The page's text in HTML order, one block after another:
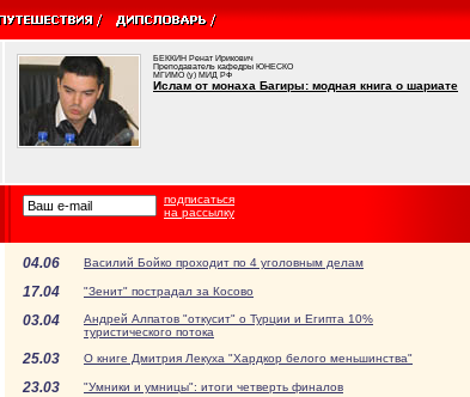
БЕККИН Ренат Ирикович
Преподаватель кафедры ЮНЕСКО
МГИМО (у) МИД РФ
Ислам от монаха Багиры: модная книга о шариате
подписаться
на рассылку
04.06 Василий Бойко проходит по 4 уголовным делам
17.04 "Зенит" пострадал за Косово
03.04
Андрей Алпатов "откусит" о Турции и Египта 10%
туристического потока
25.03 О книге Дмитрия Лекуха "Хардкор белого меньшинства"
23.03 "Умники и умницы": итоги четверть финалов